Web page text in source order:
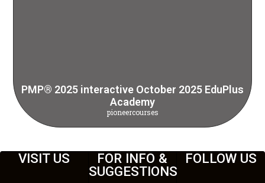
PMP® 2025 interactive October 2025 EduPlus
Academy
pioneercourses
VISIT US
FOR INFO &
SUGGESTIONS
FOLLOW US